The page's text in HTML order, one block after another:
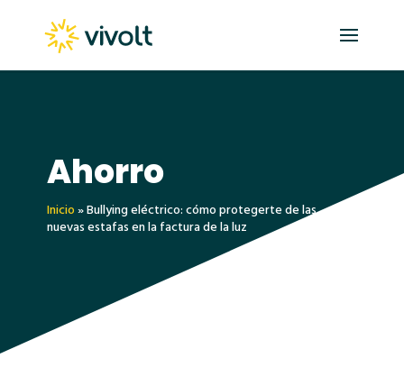
Ahorro
Inicio»Bullying eléctrico: cómo protegerte de las
nuevas estafas en la factura de la luz